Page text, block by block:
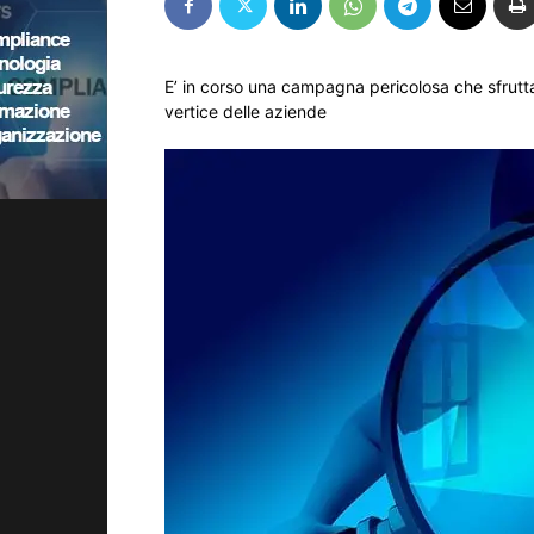
E’ in corso una campagna pericolosa che
vertice delle aziende